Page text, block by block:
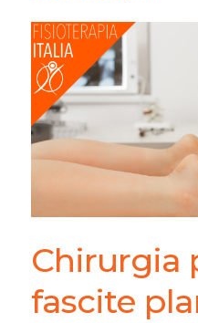
Chirurgia
fascite